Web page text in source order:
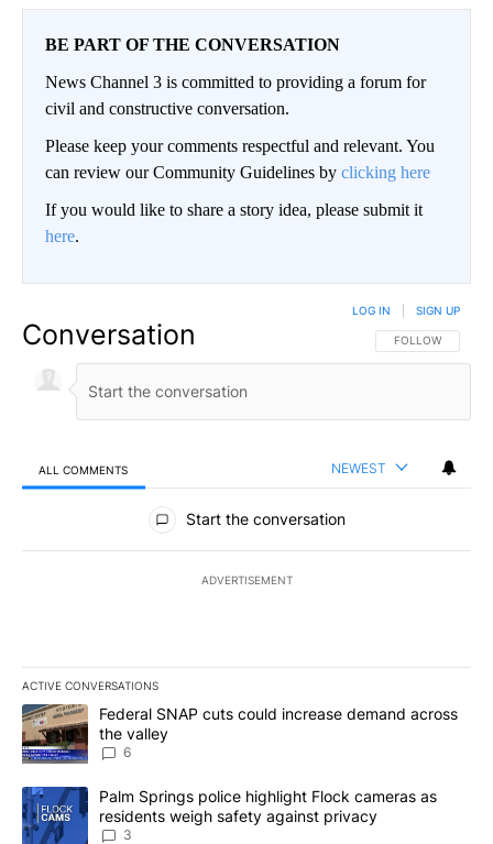
BE PART OF THE CONVERSATION
News Channel 3 is committed to providing a forum for
civil and constructive conversation.
Please keep your comments respectful and relevant. You
can review our Community Guidelines by clicking here
If you would like to share a story idea, please submit it
here.
Conversation FOLLOW THIS
FOLLOW
LOG IN SIGN UP
ALL COMMENTS NEWEST
All Comments
Start the conversation
ADVERTISEMENT
ACTIVE CONVERSATIONS
The following is a list of the most commented articles in the last
A trending article titled "Federal SNAP cuts could increase
Federal SNAP cuts could increase demand across
the valley
6
A trending article titled "Palm Springs police highlight Flock
Palm Springs police highlight Flock cameras as
residents weigh safety against privacy
3